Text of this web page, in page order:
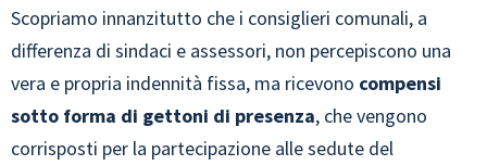
Scopriamo innanzitutto che i consiglieri comunali, a
differenza di sindaci e assessori, non percepiscono una
vera e propria indennità fissa, ma ricevono compensi
sotto forma di gettoni di presenza, che vengono
corrisposti per la partecipazione alle sedute del